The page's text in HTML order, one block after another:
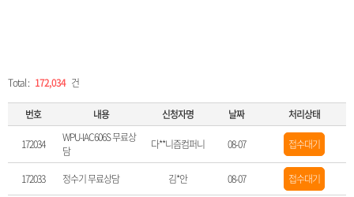
Total : 172,034 건
번호 내용 신청자명 날짜 처리상태
172034
WPU-IAC606S 무료상
담
다**니즘컴퍼니 08-07 접수대기
172033 정수기 무료상담 김*안 08-07 접수대기